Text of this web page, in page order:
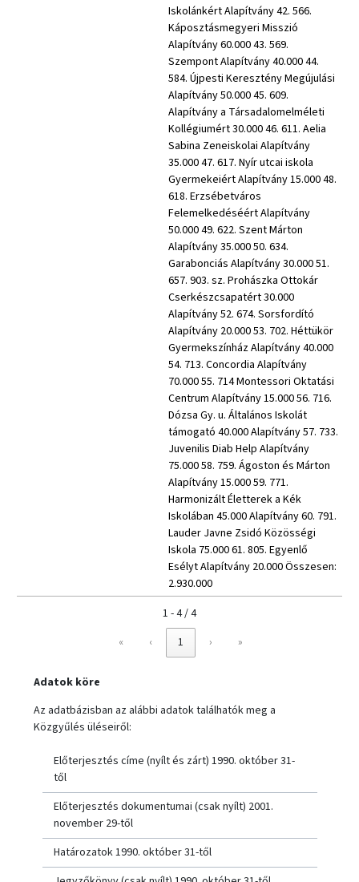
Iskolánkért Alapítvány 42. 566.
Káposztásmegyeri Misszió
Alapítvány 60.000 43. 569.
Szempont Alapítvány 40.000 44.
584. Újpesti Keresztény Megújulási
Alapítvány 50.000 45. 609.
Alapítvány a Társadalomelméleti
Kollégiumért 30.000 46. 611. Aelia
Sabina Zeneiskolai Alapítvány
35.000 47. 617. Nyír utcai iskola
Gyermekeiért Alapítvány 15.000 48.
618. Erzsébetváros
Felemelkedéséért Alapítvány
50.000 49. 622. Szent Márton
Alapítvány 35.000 50. 634.
Garabonciás Alapítvány 30.000 51.
657. 903. sz. Prohászka Ottokár
Cserkészcsapatért 30.000
Alapítvány 52. 674. Sorsfordító
Alapítvány 20.000 53. 702. Héttükör
Gyermekszínház Alapítvány 40.000
54. 713. Concordia Alapítvány
70.000 55. 714 Montessori Oktatási
Centrum Alapítvány 15.000 56. 716.
Dózsa Gy. u. Általános Iskolát
támogató 40.000 Alapítvány 57. 733.
Juvenilis Diab Help Alapítvány
75.000 58. 759. Ágoston és Márton
Alapítvány 15.000 59. 771.
Harmonizált Életterek a Kék
Iskolában 45.000 Alapítvány 60. 791.
Lauder Javne Zsidó Közösségi
Iskola 75.000 61. 805. Egyenlő
Esélyt Alapítvány 20.000 Összesen:
2.930.000
1 - 4 / 4
«
‹ 1 › »
Adatok köre
Az adatbázisban az alábbi adatok találhatók meg a
Közgyűlés üléseiről:
Előterjesztés címe (nyílt és zárt) 1990. október 31-
től
Előterjesztés dokumentumai (csak nyílt) 2001.
november 29-től
Határozatok 1990. október 31-től